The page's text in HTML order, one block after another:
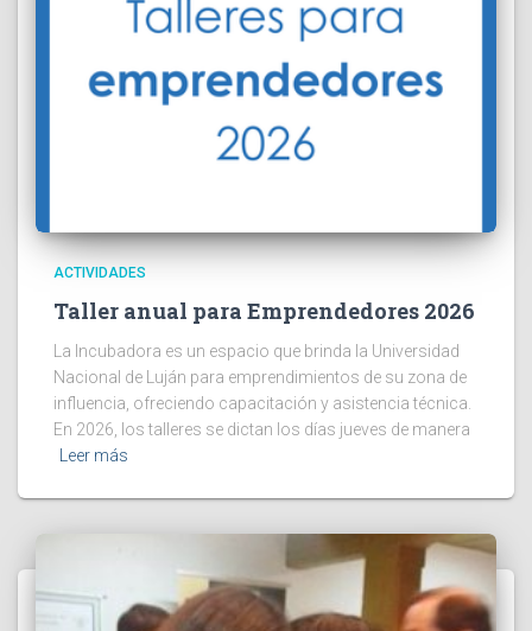
ACTIVIDADES
Taller anual para Emprendedores 2026
La Incubadora es un espacio que brinda la Universidad
Nacional de Luján para emprendimientos de su zona de
influencia, ofreciendo capacitación y asistencia técnica.
En 2026, los talleres se dictan los días jueves de manera
Leer más